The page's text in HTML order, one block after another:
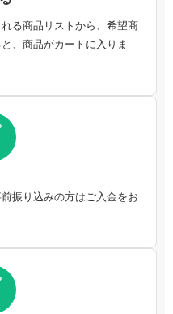
る商品リストから、希望商
、商品がカートに入りま
振り込みの方はご入金をお